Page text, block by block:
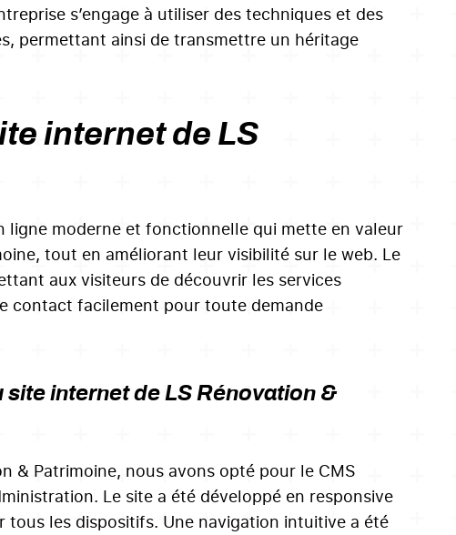
s’engage à utiliser des techniques et des
permettant ainsi de transmettre un héritage
internet de LS
ligne moderne et fonctionnelle qui mette en valeur
tout en améliorant leur visibilité sur le web. Le
aux visiteurs de découvrir les services
contact facilement pour toute demande
internet de LS Rénovation &
& Patrimoine, nous avons opté pour le CMS
Le site a été développé en responsive
les dispositifs. Une navigation intuitive a été